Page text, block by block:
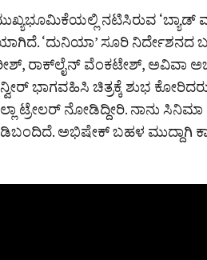
ನಟಿಸಿರುವ ‘ಬ್ಯಾಡ್
‘ದುನಿಯಾ’ ಸೂರಿ ನಿರ್ದೇಶನದ
ರಾಕ್‌ಲೈನ್ ವೆಂಕಟೇಶ್, ಅವಿವಾ
ಭಾಗವಹಿಸಿ ಚಿತ್ರಕ್ಕೆ ಶುಭ
ಟ್ರೇಲರ್ ನೋಡಿದ್ದೀರಿ. ನಾನು ಸಿನಿಮಾ
ಅಭಿಷೇಕ್ ಬಹಳ ಮುದ್ದಾಗಿ